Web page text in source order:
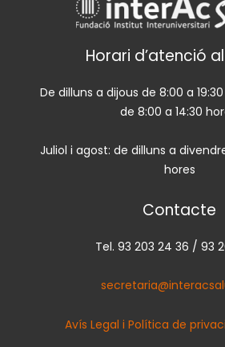
Horari d’atenció
De dilluns a dijous de 8:00 a
de 8:00 a 14:30
Juliol i agost: de dilluns a
hores
Contacte
Tel. 93 203 24 36 / 93
Avís Legal i Política de